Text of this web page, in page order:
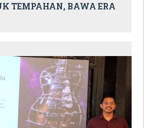
TEMPAHAN, BAWA ERA